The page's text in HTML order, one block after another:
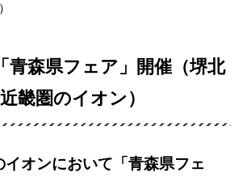
青森県フェア」開催（堺北
畿圏のイオン）
イオンにおいて「青森県フェ